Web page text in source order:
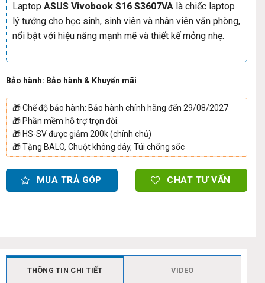
Laptop ASUS Vivobook S16 S3607VA là chiếc laptop
lý tưởng cho học sinh, sinh viên và nhân viên văn phòng,
nổi bật với hiệu năng mạnh mẽ và thiết kế mỏng nhẹ.
Bảo hành: Bảo hành & Khuyến mãi
🎁Chế độ bảo hành: Bảo hành chính hãng đến 29/08/2027
🎁 Phần mềm hỗ trợ trọn đời.
🎁 HS-SV được giảm 200k (chính chủ)
🎁Tặng BALO, Chuột không dây, Túi chống sốc
MUA TRẢ GÓP CHAT TƯ VẤN
THÔNG TIN CHI TIẾT VIDEO